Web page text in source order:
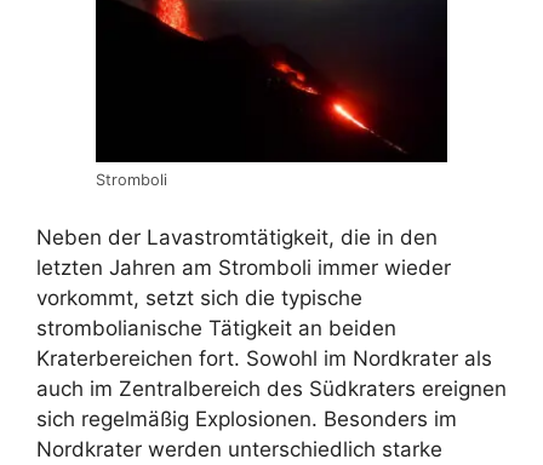
Stromboli
Neben der Lavastromtätigkeit, die in den
letzten Jahren am Stromboli immer wieder
vorkommt, setzt sich die typische
strombolianische Tätigkeit an beiden
Kraterbereichen fort. Sowohl im Nordkrater als
auch im Zentralbereich des Südkraters ereignen
sich regelmäßig Explosionen. Besonders im
Nordkrater werden unterschiedlich starke